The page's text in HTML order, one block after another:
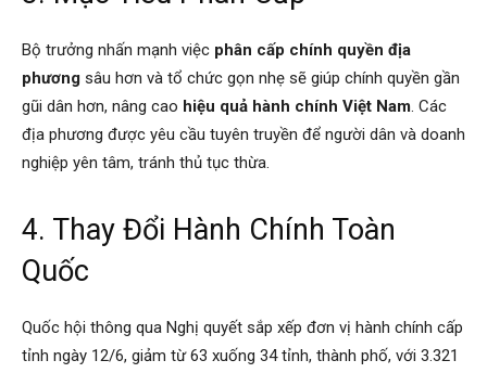
Bộ trưởng nhấn mạnh việc phân cấp chính quyền địa
phương sâu hơn và tổ chức gọn nhẹ sẽ giúp chính quyền gần
gũi dân hơn, nâng cao hiệu quả hành chính Việt Nam. Các
địa phương được yêu cầu tuyên truyền để người dân và doanh
nghiệp yên tâm, tránh thủ tục thừa.
4. Thay Đổi Hành Chính Toàn
Quốc
Quốc hội thông qua Nghị quyết sắp xếp đơn vị hành chính cấp
tỉnh ngày 12/6, giảm từ 63 xuống 34 tỉnh, thành phố, với 3.321